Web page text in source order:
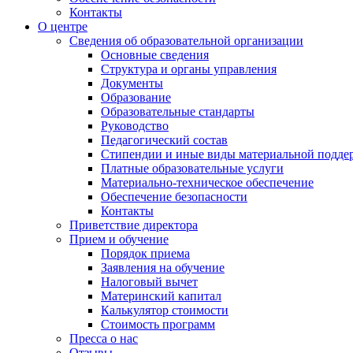
Контакты
О центре
Сведения об образовательной организации
Основные сведения
Структура и органы управления
Документы
Образование
Образовательные стандарты
Руководство
Педагогический состав
Стипендии и иные виды материальной
Платные образовательные услуги
Материально-техническое обеспечение
Обеспечение безопасности
Контакты
Приветствие директора
Прием и обучение
Порядок приема
Заявления на обучение
Налоговый вычет
Материнский капитал
Калькулятор стоимости
Стоимость программ
Пресса о нас